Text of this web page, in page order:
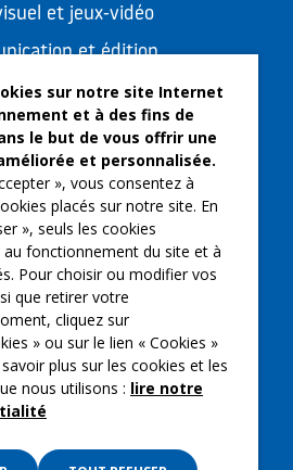
et jeux-vidéo
et édition
et artistes-auteurs
et spectacles
nous ?
Emargence
C’moi le chef
Actualités
nous
légales
des cookies
sur notre site Internet
et à des fins de
le but de vous offrir une
et personnalisée.
», vous consentez à
placés sur notre site. En
», seuls les cookies
fonctionnement du site et à
Pour choisir ou modifier vos
que retirer votre
cliquez sur
» ou sur le lien « Cookies »
plus sur les cookies et les
nous utilisons : lire notre